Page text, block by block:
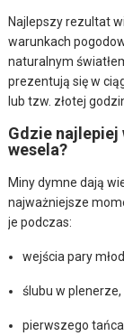
Najlepszy rezultat
warunkach
naturalnym
prezentują się w
lub tzw. złotej
Gdzie
wesela?
Miny dymne dają
najważniejsze
je podczas:
wejścia pary
ślubu w plenerze,
pierwszego